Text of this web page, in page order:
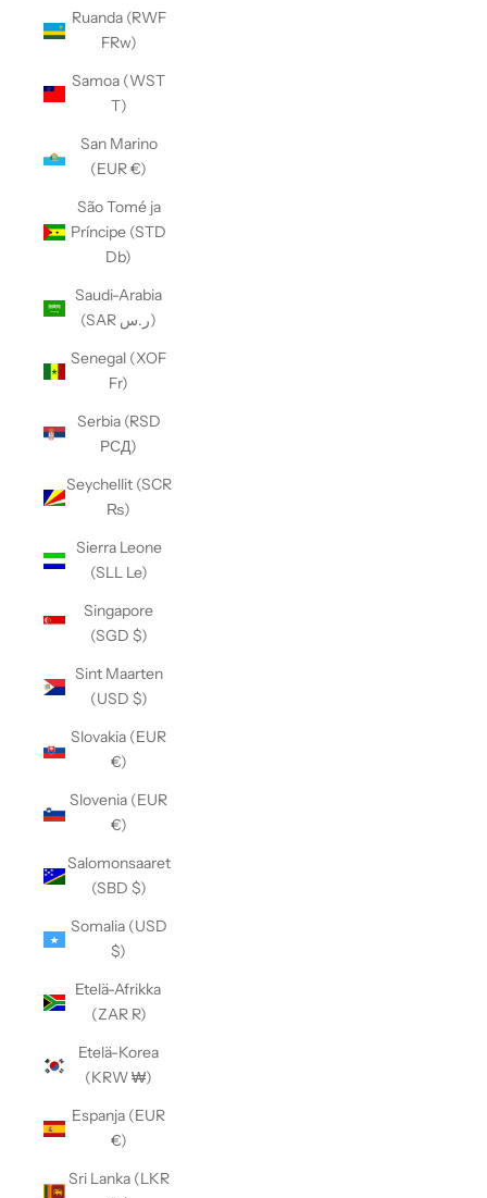
Ruanda (RWF
FRw)
Samoa (WST
T)
San Marino
(EUR €)
São Tomé ja
Príncipe (STD
Db)
Saudi-Arabia
(SAR ر.س)
Senegal (XOF
Fr)
Serbia (RSD
РСД)
Seychellit (SCR
₨)
Sierra Leone
(SLL Le)
Singapore
(SGD $)
Sint Maarten
(USD $)
Slovakia (EUR
€)
Slovenia (EUR
€)
Salomonsaaret
(SBD $)
Somalia (USD
$)
Etelä-Afrikka
(ZAR R)
Etelä-Korea
(KRW ₩)
Espanja (EUR
€)
Sri Lanka (LKR